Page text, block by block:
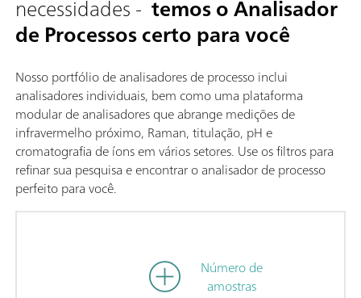
necessidades - temos o Analisador
de Processos certo para você
Nosso portfólio de analisadores de processo inclui
analisadores individuais, bem como uma plataforma
modular de analisadores que abrange medições de
infravermelho próximo, Raman, titulação, pH e
cromatografia de íons em vários setores. Use os filtros para
refinar sua pesquisa e encontrar o analisador de processo
perfeito para você.
Número de
amostras